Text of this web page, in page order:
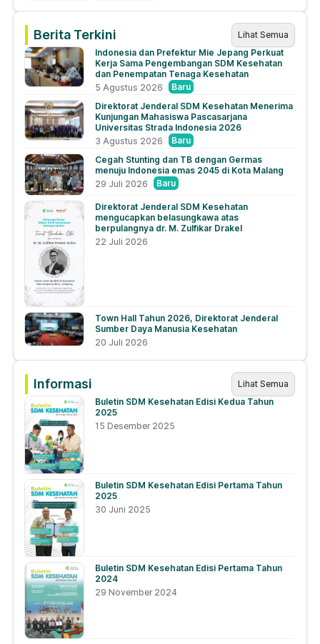
Berita Terkini
Lihat Semua
Indonesia dan Prefektur Mie Jepang Perkuat
Kerja Sama Pengembangan SDM Kesehatan
dan Penempatan Tenaga Kesehatan
5 Agustus 2026
Baru
Direktorat Jenderal SDM Kesehatan Menerima
Kunjungan Mahasiswa Pascasarjana
Universitas Strada Indonesia 2026
3 Agustus 2026
Baru
Cegah Stunting dan TB dengan Germas
menuju Indonesia emas 2045 di Kota Malang
29 Juli 2026
Baru
Direktorat Jenderal SDM Kesehatan
mengucapkan belasungkawa atas
berpulangnya dr. M. Zulfikar Drakel
22 Juli 2026
Town Hall Tahun 2026, Direktorat Jenderal
Sumber Daya Manusia Kesehatan
20 Juli 2026
Informasi
Lihat Semua
Buletin SDM Kesehatan Edisi Kedua Tahun
2025
15 Desember 2025
Buletin SDM Kesehatan Edisi Pertama Tahun
2025
30 Juni 2025
Buletin SDM Kesehatan Edisi Pertama Tahun
2024
29 November 2024